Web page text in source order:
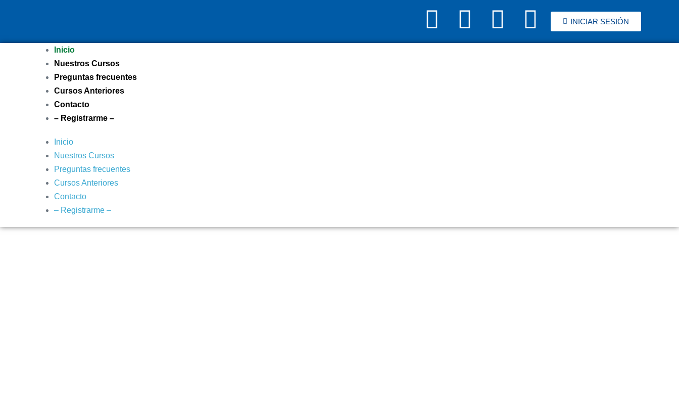
INICIAR SESIÓN
Inicio
Nuestros Cursos
Preguntas frecuentes
Cursos Anteriores
Contacto
– Registrarme –
Inicio
Nuestros Cursos
Preguntas frecuentes
Cursos Anteriores
Contacto
– Registrarme –